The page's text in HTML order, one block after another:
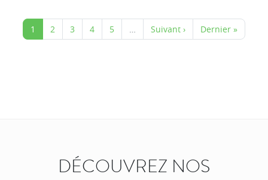
1 2 3 4 5 Suivant › Dernier »
DÉCOUVREZ NOS